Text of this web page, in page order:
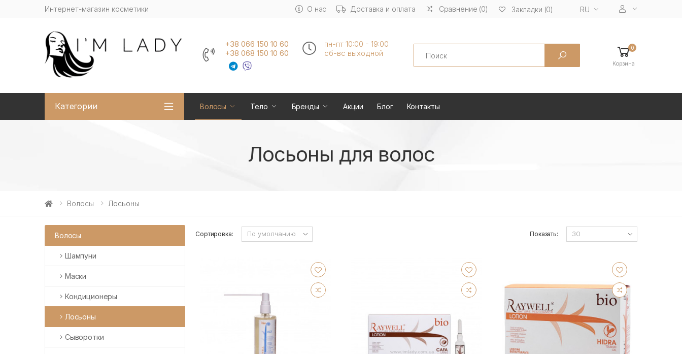
Интернет-магазин косметики О нас Доставка и оплата Сравнение (0) Закладки (0) RU
+38 066 150 10 60
+38 068 150 10 60
пн-пт 10:00 - 19:00
сб-вс выходной
Search 0
Корзина
Категории Волосы Тело Бренды Акции Блог Контакты
Лосьоны для волос
Волосы Лосьоны
Волосы
Шампуни
Маски
Кондиционеры
Лосьоны
Сыворотки
Сортировка: Показать: